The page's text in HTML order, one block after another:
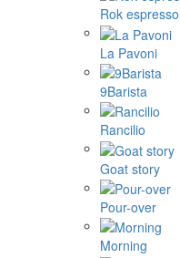
Rok espresso
La Pavoni
9Barista
Rancilio
Goat story
Pour-over
Morning